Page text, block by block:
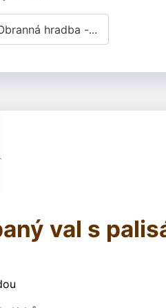
hradba -...
val s